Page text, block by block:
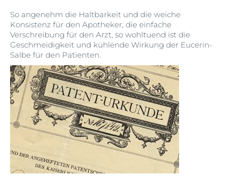
So angenehm die Haltbarkeit und die weiche
Konsistenz für den Apotheker, die einfache
Verschreibung für den Arzt, so wohltuend ist die
Geschmeidigkeit und kühlende Wirkung der Eucerin-
Salbe für den Patienten.